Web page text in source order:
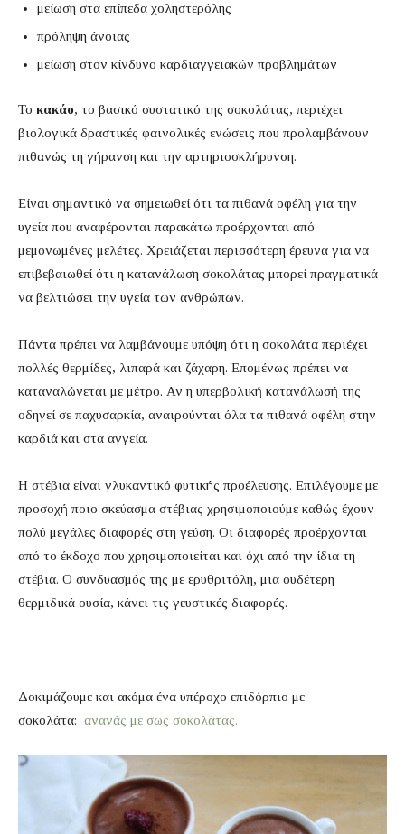
μείωση στα επίπεδα χοληστερόλης
πρόληψη άνοιας
μείωση στον κίνδυνο καρδιαγγειακών προβλημάτων
Το κακάο, το βασικό συστατικό της σοκολάτας, περιέχει
βιολογικά δραστικές φαινολικές ενώσεις που προλαμβάνουν
πιθανώς τη γήρανση και την αρτηριοσκλήρυνση.
Είναι σημαντικό να σημειωθεί ότι τα πιθανά οφέλη για την
υγεία που αναφέρονται παρακάτω προέρχονται από
μεμονωμένες μελέτες. Χρειάζεται περισσότερη έρευνα για να
επιβεβαιωθεί ότι η κατανάλωση σοκολάτας μπορεί πραγματικά
να βελτιώσει την υγεία των ανθρώπων.
Πάντα πρέπει να λαμβάνουμε υπόψη ότι η σοκολάτα περιέχει
πολλές θερμίδες, λιπαρά και ζάχαρη. Επομένως πρέπει να
καταναλώνεται με μέτρο. Αν η υπερβολική κατανάλωσή της
οδηγεί σε παχυσαρκία, αναιρούνται όλα τα πιθανά οφέλη στην
καρδιά και στα αγγεία.
Η στέβια είναι γλυκαντικό φυτικής προέλευσης. Επιλέγουμε με
προσοχή ποιο σκεύασμα στέβιας χρησιμοποιούμε καθώς έχουν
πολύ μεγάλες διαφορές στη γεύση. Οι διαφορές προέρχονται
από το έκδοχο που χρησιμοποιείται και όχι από την ίδια τη
στέβια. Ο συνδυασμός της με ερυθριτόλη, μια ουδέτερη
θερμιδικά ουσία, κάνει τις γευστικές διαφορές.
Δοκιμάζουμε και ακόμα ένα υπέροχο επιδόρπιο με
σοκολάτα: ανανάς με σως σοκολάτας.